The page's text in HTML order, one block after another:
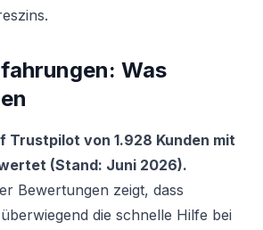
Was
Trustpilot von 1.928 Kunden mit
(Stand: Juni 2026).
Bewertungen zeigt, dass
die schnelle Hilfe bei